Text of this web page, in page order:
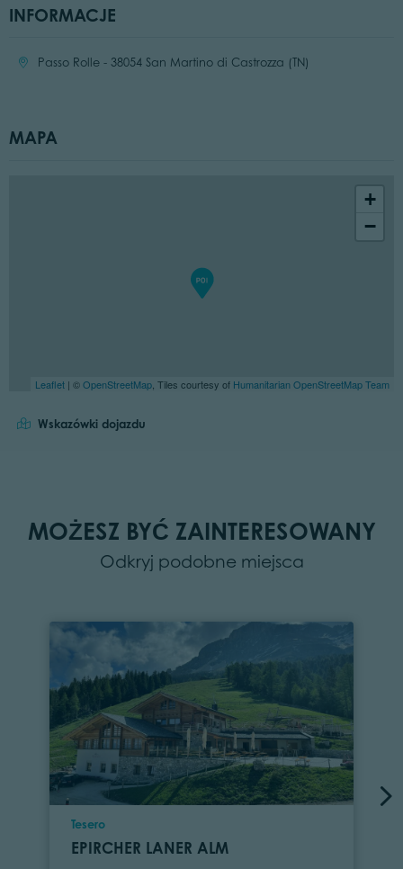
INFORMACJE
Location:Passo Rolle - 38054 San Martino di Castrozza (TN)
MAPA
+
−
Leaflet | ©OpenStreetMap , Tiles courtesy of Humanitarian OpenStreetMap Team
Wskazówki dojazdu
MOŻESZ BYĆ ZAINTERESOWANY
Odkryj podobne miejsca
Location
Tesero
EPIRCHER LANER ALM